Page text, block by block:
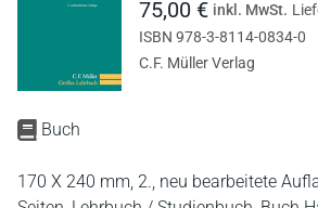
Buch
170 X 240 mm, 2., neu bearbeitete
75,00 € inkl. MwSt.
ISBN 978-3-8114-0834-0
C.F. Müller Verlag